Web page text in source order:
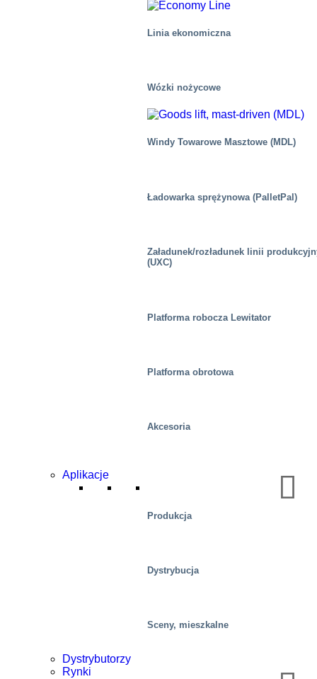
Centra dystrybucyjne/magazyny
Linia ekonomiczna
Wózki nożycowe
Windy Towarowe Masztowe (MDL)
Ładowarka sprężynowa (PalletPal)
Załadunek/rozładunek linii
(UXC)
Platforma robocza Lewitator
Platforma obrotowa
Akcesoria
Aplikacje
Produkcja
Dystrybucja
Sceny, mieszkalne
Dystrybutorzy
Rynki